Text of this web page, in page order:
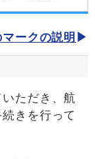
マークの説明
ただき、航
きを行って